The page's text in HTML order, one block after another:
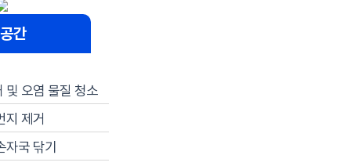
간
오염 물질 청소
지 제거
국 닦기